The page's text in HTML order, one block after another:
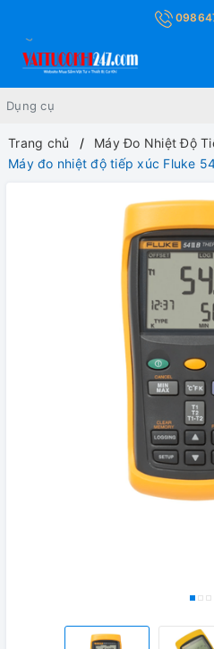
Trang chủ
Máy Đo Nhiệt Độ
Máy đo nhiệt độ tiếp xúc Fluke